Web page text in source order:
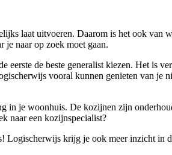
laat uitvoeren. Daarom is het ook
je naar op zoek moet gaan.
de beste generalist kiezen. Het is
vooral kunnen genieten van
je woonhuis. De kozijnen zijn
naar een kozijnspecialist?
Logischerwijs krijg je ook meer inzicht in